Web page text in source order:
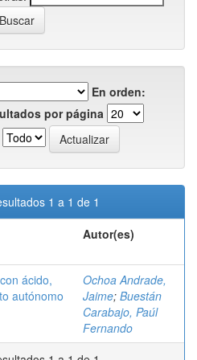
En orden:
por página
1 a 1 de 1
Autor(es)
ácido,
autónomo
Ochoa Andrade,
Jaime; Buestán
Carabajo, Paúl
Fernando